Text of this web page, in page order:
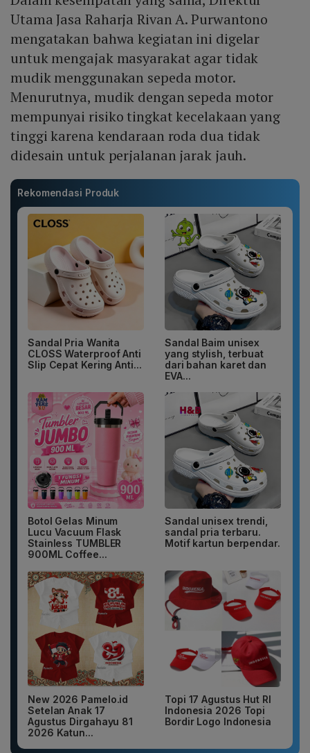
Utama Jasa Raharja Rivan A. Purwantono
mengatakan bahwa kegiatan ini digelar
untuk mengajak masyarakat agar tidak
mudik menggunakan sepeda motor.
Menurutnya, mudik dengan sepeda motor
mempunyai risiko tingkat kecelakaan yang
tinggi karena kendaraan roda dua tidak
didesain untuk perjalanan jarak jauh.
Rekomendasi Produk
Sandal Pria Wanita
CLOSS Waterproof Anti
Slip Cepat Kering Anti...
Sandal Baim unisex
yang stylish, terbuat
dari bahan karet dan
EVA...
Botol Gelas Minum
Lucu Vacuum Flask
Stainless TUMBLER
900ML Coffee...
Sandal unisex trendi,
sandal pria terbaru.
Motif kartun berpendar.
New 2026 Pamelo.id
Setelan Anak 17
Agustus Dirgahayu 81
2026 Katun...
Topi 17 Agustus Hut RI
Indonesia 2026 Topi
Bordir Logo Indonesia